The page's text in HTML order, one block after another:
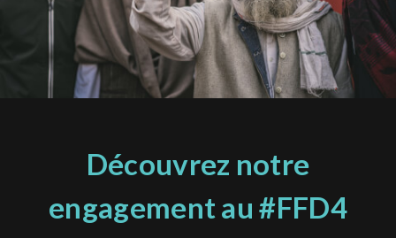
Découvrez notre
engagement au #FFD4